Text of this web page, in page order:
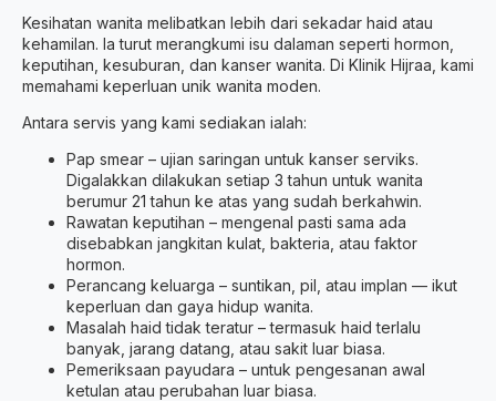
Kesihatan wanita melibatkan lebih dari sekadar haid atau
kehamilan. Ia turut merangkumi isu dalaman seperti hormon,
keputihan, kesuburan, dan kanser wanita. Di Klinik Hijraa, kami
memahami keperluan unik wanita moden.
Antara servis yang kami sediakan ialah:
Pap smear – ujian saringan untuk kanser serviks.
Digalakkan dilakukan setiap 3 tahun untuk wanita
berumur 21 tahun ke atas yang sudah berkahwin.
Rawatan keputihan – mengenal pasti sama ada
disebabkan jangkitan kulat, bakteria, atau faktor
hormon.
Perancang keluarga – suntikan, pil, atau implan — ikut
keperluan dan gaya hidup wanita.
Masalah haid tidak teratur – termasuk haid terlalu
banyak, jarang datang, atau sakit luar biasa.
Pemeriksaan payudara – untuk pengesanan awal
ketulan atau perubahan luar biasa.